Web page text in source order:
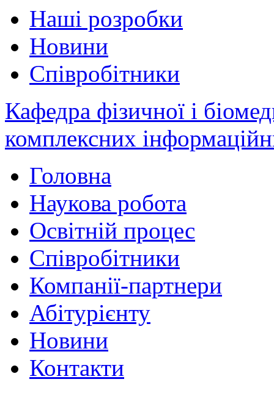
Наші розробки
Новини
Співробітники
Кафедра фізичної і
комплексних
Головна
Наукова робота
Освітній процес
Співробітники
Компанії-партнери
Абітурієнту
Новини
Контакти